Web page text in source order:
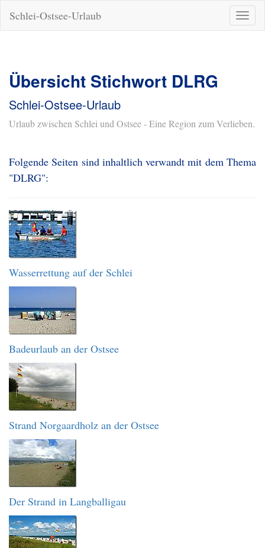
ein-/
Schlei-Ostsee-Urlaub
Übersicht Stichwort DLRG
Schlei-Ostsee-Urlaub
Urlaub zwischen Schlei und Ostsee - Eine Region zum Verlieben.
Folgende Seiten sind inhaltlich verwandt mit dem Thema
"DLRG":
Wasserrettung auf der Schlei
Badeurlaub an der Ostsee
Strand Norgaardholz an der Ostsee
Der Strand in Langballigau